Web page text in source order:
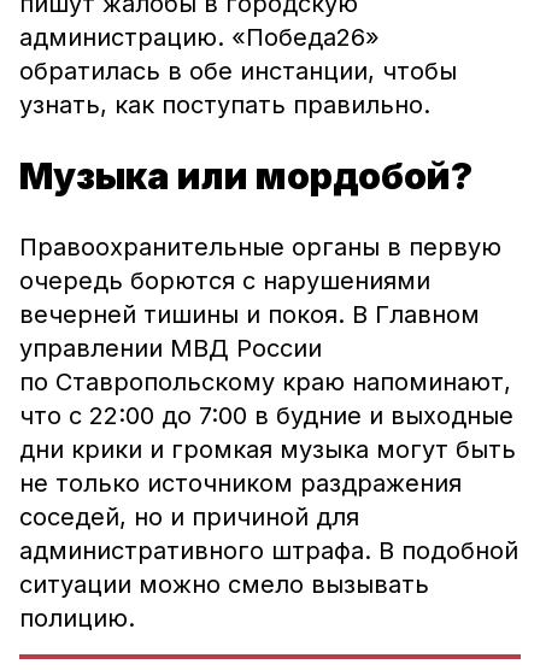
администрацию. «Победа26»
обратилась в обе инстанции, чтобы
узнать, как поступать правильно.
Музыка или мордобой?
Правоохранительные органы в первую
очередь борются с нарушениями
вечерней тишины и покоя. В Главном
управлении МВД России
по Ставропольскому краю напоминают,
что с 22:00 до 7:00 в будние и выходные
дни крики и громкая музыка могут быть
не только источником раздражения
соседей, но и причиной для
административного штрафа. В подобной
ситуации можно смело вызывать
полицию.